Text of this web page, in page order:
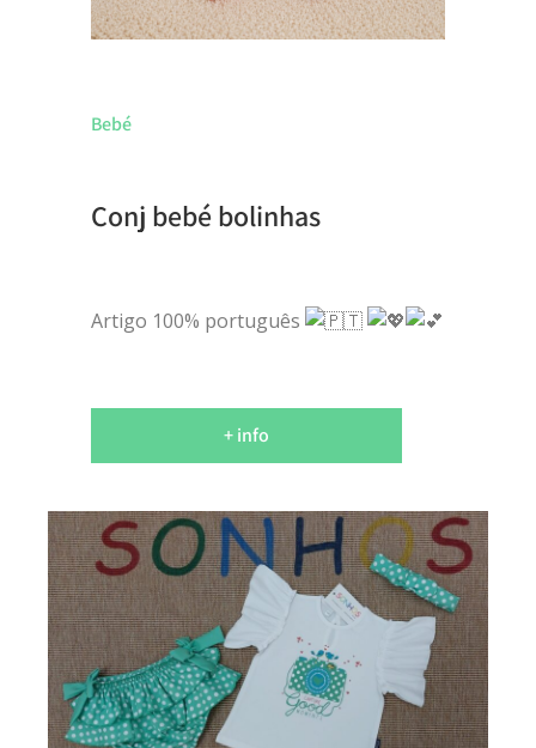
Bebé
Conj bebé bolinhas
Artigo 100% português
+ info